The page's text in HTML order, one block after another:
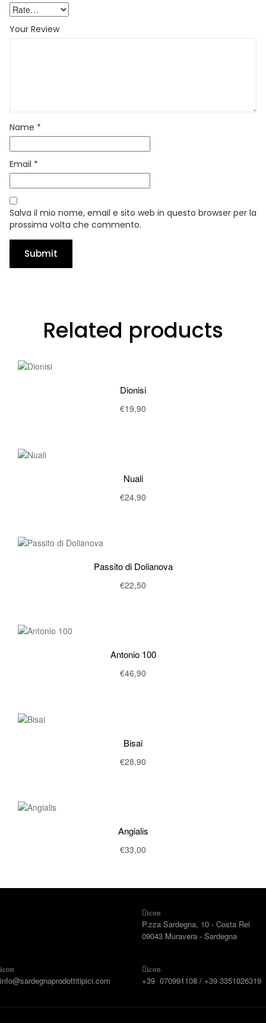
Your Review
Name *
Email *
Salva il mio nome, email e sito web in questo browser per la
prossima volta che commento.
Related products
Dionisi
€19,90
Nuali
€24,90
Passito di Dolianova
€22,50
Antonio 100
€46,90
Bisai
€28,90
Angialis
€33,00
icon
P.zza Sardegna, 10 - Costa Rei
09043 Muravera - Sardegna
icon
info@sardegnaprodottitipici.com
icon
+39 070991108 / +39 3351026319